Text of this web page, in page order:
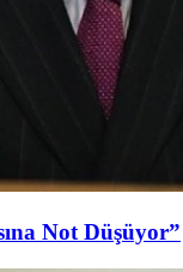
Not Düşüyor”